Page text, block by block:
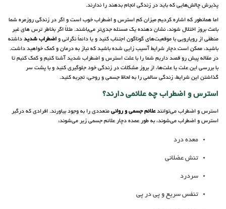
پذیرش چالش‌هایی که باید در زندگی انجام بدهند را ندارند.
اما همانطور که اشاره کردیم میزان کم استرس و اضطراب خوب است و اگر در زندگی روزمره شما
باعث بروز اختلال شوند، نشان دهنده یک مسئله جدی‌تر می‌باشند. مثلاً اگر بخاطر ترس های غیر
منطقی از رویارویی با موقعیت‌های گوناگون اجتناب کنید و یا دائماً نگرانی و اضطراب شدید داشته
باشید، ممکن است دچار شرایط آسیب زایی شده باشید که نیاز به درمان و کمک خواهید داشت.
در مقاله پیش رو قصد داریم شما را با علت استرس و اضطراب شدید آشنا کنیم و کمک کنیم تا
با بررسی این علت یا علت‌ها، از بروز مشکلات در زندگی خود جلوگیری کنید و با پشت سر
گذاشتن این شرایط، زندگی سالمی را به لحاظ جسمی و روحی، تجربه کنید.
استرس و اضطراب چه علائمی دارند؟
استرس و اضطراب می‌توانندعلائم جسمی و روانی متعددی را به وجود بیاورند. افرادی که درگیر
استرس و اضطراب می‌شوند، به طور عمده دچار علائم جسمی زیر می‌شوند:
معده درد
تنش عضلانی
سردرد
تنفس سریع و پی در پی